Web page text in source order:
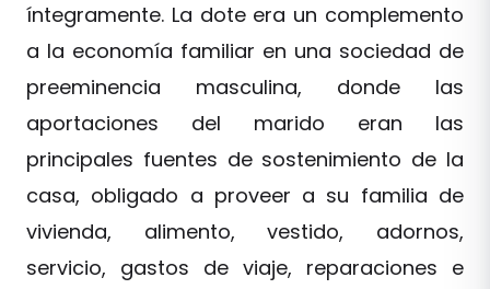
íntegramente. La dote era un complemento
a la economía familiar en una sociedad de
preeminencia masculina, donde las
aportaciones del marido eran las
principales fuentes de sostenimiento de la
casa, obligado a proveer a su familia de
vivienda, alimento, vestido, adornos,
servicio, gastos de viaje, reparaciones e